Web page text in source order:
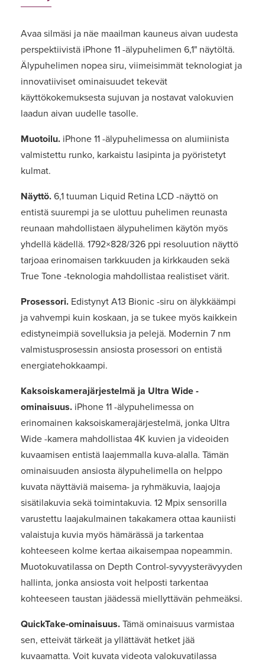
Avaa silmäsi ja näe maailman kauneus aivan uudesta
perspektiivistä iPhone 11 -älypuhelimen 6,1" näytöltä.
Älypuhelimen nopea siru, viimeisimmät teknologiat ja
innovatiiviset ominaisuudet tekevät
käyttökokemuksesta sujuvan ja nostavat valokuvien
laadun aivan uudelle tasolle.
Muotoilu. iPhone 11 -älypuhelimessa on alumiinista
valmistettu runko, karkaistu lasipinta ja pyöristetyt
kulmat.
Näyttö. 6,1 tuuman Liquid Retina LCD -näyttö on
entistä suurempi ja se ulottuu puhelimen reunasta
reunaan mahdollistaen älypuhelimen käytön myös
yhdellä kädellä. 1792×828/326 ppi resoluution näyttö
tarjoaa erinomaisen tarkkuuden ja kirkkauden sekä
True Tone -teknologia mahdollistaa realistiset värit.
Prosessori. Edistynyt A13 Bionic -siru on älykkäämpi
ja vahvempi kuin koskaan, ja se tukee myös kaikkein
edistyneimpiä sovelluksia ja pelejä. Modernin 7 nm
valmistusprosessin ansiosta prosessori on entistä
energiatehokkaampi.
Kaksoiskamerajärjestelmä ja Ultra Wide -
ominaisuus. iPhone 11 -älypuhelimessa on
erinomainen kaksoiskamerajärjestelmä, jonka Ultra
Wide -kamera mahdollistaa 4K kuvien ja videoiden
kuvaamisen entistä laajemmalla kuva-alalla. Tämän
ominaisuuden ansiosta älypuhelimella on helppo
kuvata näyttäviä maisema- ja ryhmäkuvia, laajoja
sisätilakuvia sekä toimintakuvia. 12 Mpix sensorilla
varustettu laajakulmainen takakamera ottaa kauniisti
valaistuja kuvia myös hämärässä ja tarkentaa
kohteeseen kolme kertaa aikaisempaa nopeammin.
Muotokuvatilassa on Depth Control-syvyysterävyyden
hallinta, jonka ansiosta voit helposti tarkentaa
kohteeseen taustan jäädessä miellyttävän pehmeäksi.
QuickTake-ominaisuus. Tämä ominaisuus varmistaa
sen, etteivät tärkeät ja yllättävät hetket jää
kuvaamatta. Voit kuvata videota valokuvatilassa